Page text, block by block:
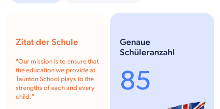
Zitat der Schule
"Our mission is to ensure that
the education we provide at
Taunton School plays to the
strengths of each and every
child."
Genaue
Schüleranzahl
85